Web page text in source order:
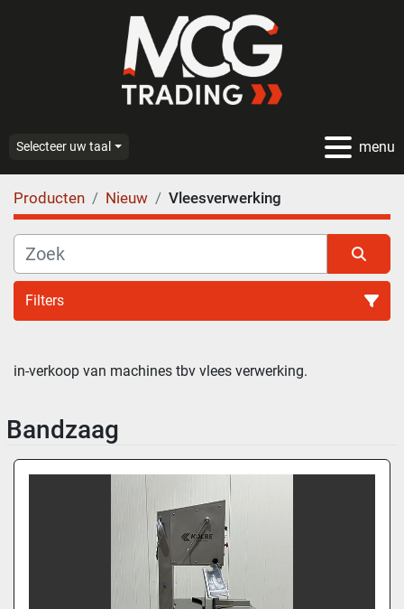
menu
Selecteer uw taal
Producten Nieuw Vleesverwerking
Filters
in-verkoop van machines tbv vlees verwerking.
Bandzaag